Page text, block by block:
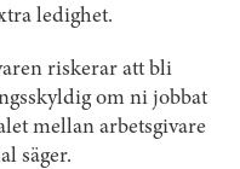
ledighet.
riskerar att bli
om ni jobbat
mellan arbetsgivare
säger.